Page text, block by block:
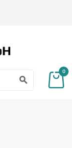
search
0